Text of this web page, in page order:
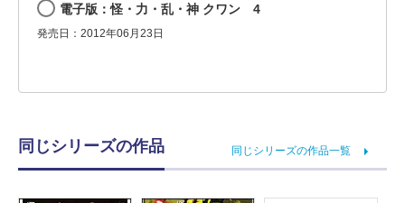
電子版：怪・力・乱・神 クワン 4
発売日：2012年06月23日
同じシリーズの作品 同じシリーズの作品一覧